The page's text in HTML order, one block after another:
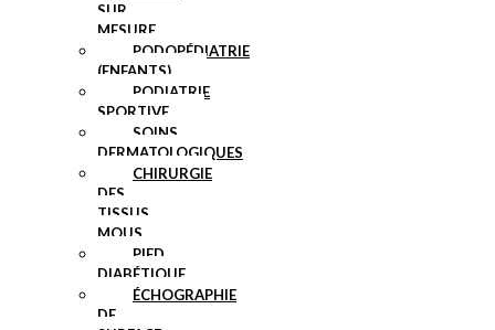
SUR
MESURE
PODOPÉDIATRIE
(ENFANTS)
PODIATRIE
SPORTIVE
SOINS
DERMATOLOGIQUES
CHIRURGIE
DES
TISSUS
MOUS
PIED
DIABÉTIQUE
ÉCHOGRAPHIE
DE